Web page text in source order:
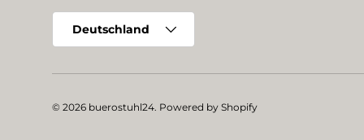
Deutschland
© 2026 buerostuhl24. Powered by Shopify